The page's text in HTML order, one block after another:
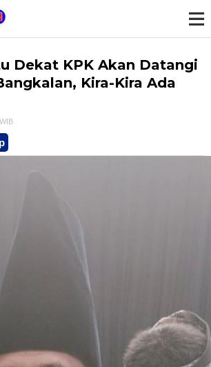
e
Dekat KPK Akan Datangi
Kira-Kira Ada